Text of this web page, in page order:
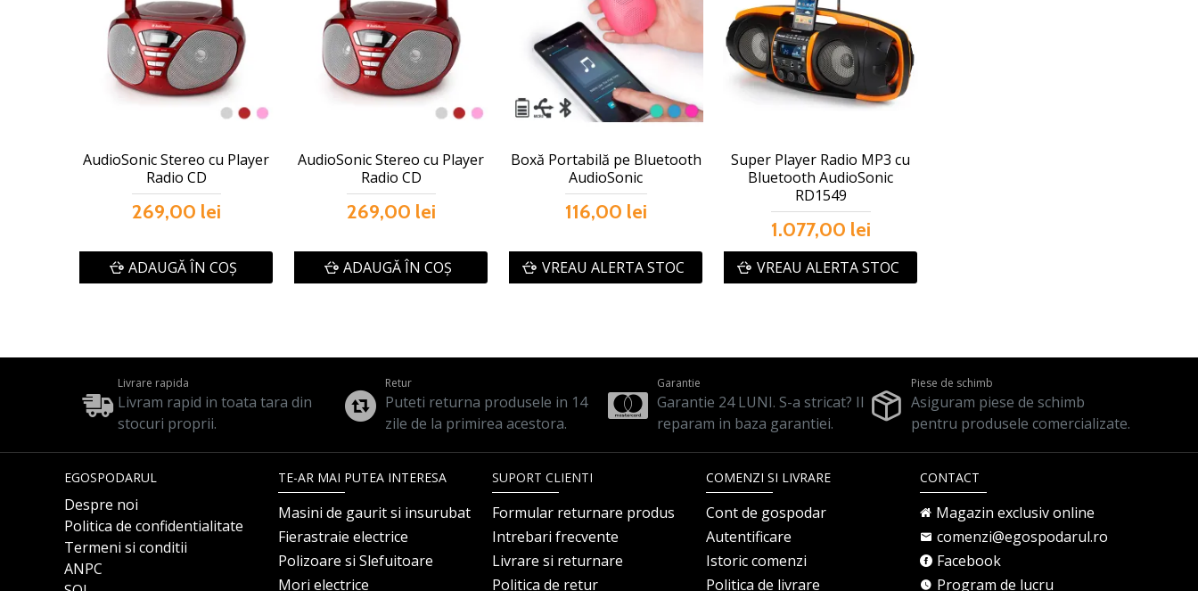
AudioSonic Stereo cu Player
Radio CD
269,00 lei
ADAUGĂ ÎN COŞ
AudioSonic Stereo cu Player
Radio CD
269,00 lei
ADAUGĂ ÎN COŞ
Boxă Portabilă pe Bluetooth
AudioSonic
116,00 lei
VREAU ALERTA STOC
Super Player Radio MP3 cu
Bluetooth AudioSonic
RD1549
1.077,00 lei
VREAU ALERTA STOC
Livrare rapida
Livram rapid in toata tara din
stocuri proprii.
Retur
Puteti returna produsele in 14
zile de la primirea acestora.
Garantie
Garantie 24 LUNI. S-a stricat? Il
reparam in baza garantiei.
Piese de schimb
Asiguram piese de schimb
pentru produsele comercializate.
EGOSPODARUL
Despre noi
Politica de confidentialitate
Termeni si conditii
ANPC
TE-AR MAI PUTEA INTERESA
Masini de gaurit si insurubat
Fierastraie electrice
Polizoare si Slefuitoare
Mori electrice
SUPORT CLIENTI
Formular returnare produs
Intrebari frecvente
Livrare si returnare
Politica de retur
COMENZI SI LIVRARE
Cont de gospodar
Autentificare
Istoric comenzi
Politica de livrare
CONTACT
Magazin exclusiv online
comenzi@egospodarul.ro
Facebook
Program de lucru